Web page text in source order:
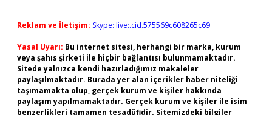
Reklam ve İletişim: Skype: live:.cid.575569c608265c69
Yasal Uyarı: Bu internet sitesi, herhangi bir marka, kurum
veya şahıs şirketi ile hiçbir bağlantısı bulunmamaktadır.
Sitede yalnızca kendi hazırladığımız makaleler
paylaşılmaktadır. Burada yer alan içerikler haber niteliği
taşımamakta olup, gerçek kurum ve kişiler hakkında
paylaşım yapılmamaktadır. Gerçek kurum ve kişiler ile isim
benzerlikleri tamamen tesadüfidir. Sitemizdeki bilgiler